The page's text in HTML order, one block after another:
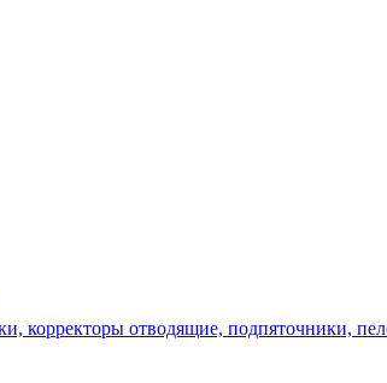
корректоры отводящие, подпяточники,